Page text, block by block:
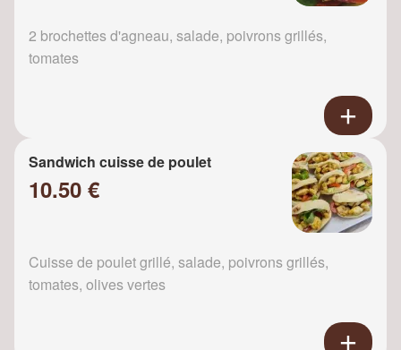
2 brochettes d'agneau, salade, poivrons grillés,
tomates
Sandwich cuisse de poulet
10.50 €
Cuisse de poulet grillé, salade, poivrons grillés,
tomates, olives vertes